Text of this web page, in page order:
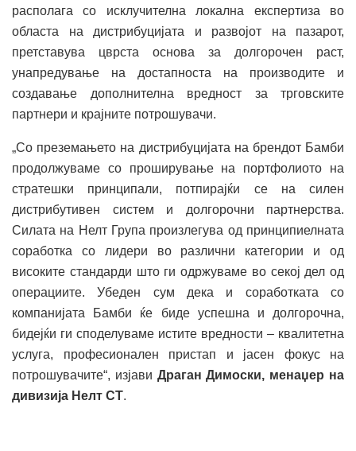
располага со исклучителна локална експертиза во
областа на дистрибуцијата и развојот на пазарот,
претставува цврста основа за долгорочен раст,
унапредување на достапноста на производите и
создавање дополнителна вредност за трговските
партнери и крајните потрошувачи.
„Со преземањето на дистрибуцијата на брендот Бамби
продолжуваме со проширување на портфолиото на
стратешки принципали, потпирајќи се на силен
дистрибутивен систем и долгорочни партнерства.
Силата на Нелт Група произлегува од принципиелната
соработка со лидери во различни категории и од
високите стандарди што ги одржуваме во секој дел од
операциите. Убеден сум дека и соработката со
компанијата Бамби ќе биде успешна и долгорочна,
бидејќи ги споделуваме истите вредности – квалитетна
услуга, професионален пристап и јасен фокус на
потрошувачите“, изјави Драган Димоски, менаџер на
дивизија Нелт СТ.